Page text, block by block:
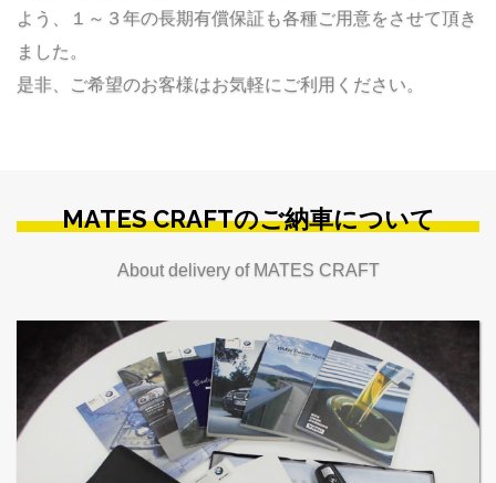
よう、１～３年の長期有償保証も各種ご用意をさせて頂き
ました。
是非、ご希望のお客様はお気軽にご利用ください。
MATES CRAFTのご納車について
About delivery of MATES CRAFT